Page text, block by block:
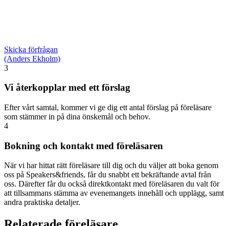
Skicka förfrågan
(Anders Ekholm)
3
Vi återkopplar med ett förslag
Efter vårt samtal, kommer vi ge dig ett antal förslag på föreläsare
som stämmer in på dina önskemål och behov.
4
Bokning och kontakt med föreläsaren
När vi har hittat rätt föreläsare till dig och du väljer att boka genom
oss på Speakers&friends, får du snabbt ett bekräftande avtal från
oss. Därefter får du också direktkontakt med föreläsaren du valt för
att tillsammans stämma av evenemangets innehåll och upplägg, samt
andra praktiska detaljer.